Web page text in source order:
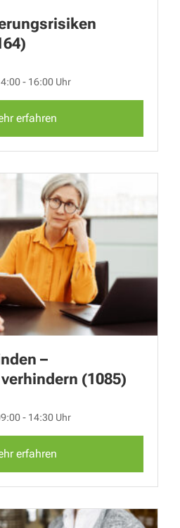
- 16:00 Uhr
erfahren
–
(1085)
- 14:30 Uhr
erfahren